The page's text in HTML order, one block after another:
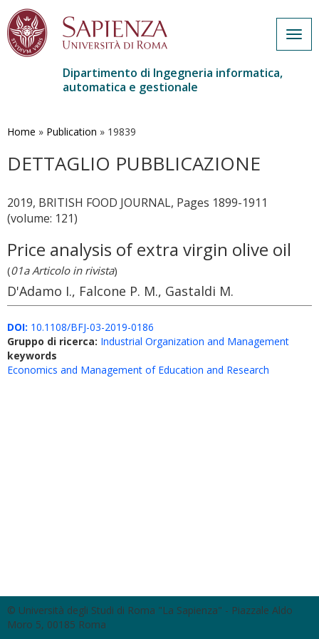
contenuto
Dipartimento di Ingegneria informatica,
automatica e gestionale
Home » Publication » 19839
DETTAGLIO PUBBLICAZIONE
2019, BRITISH FOOD JOURNAL, Pages 1899-1911
(volume: 121)
Price analysis of extra virgin olive oil
(01a Articolo in rivista)
D'Adamo I., Falcone P. M., Gastaldi M.
DOI: 10.1108/BFJ-03-2019-0186
Gruppo di ricerca: Industrial Organization and Management
keywords
Economics and Management of Education and Research
© Università degli Studi di Roma "La Sapienza" - Piazzale Aldo
Moro 5, 00185 Roma